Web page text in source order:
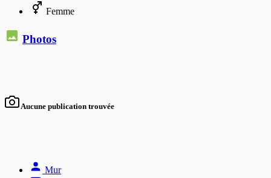
Femme
Photos
Aucune publication trouvée
Mur